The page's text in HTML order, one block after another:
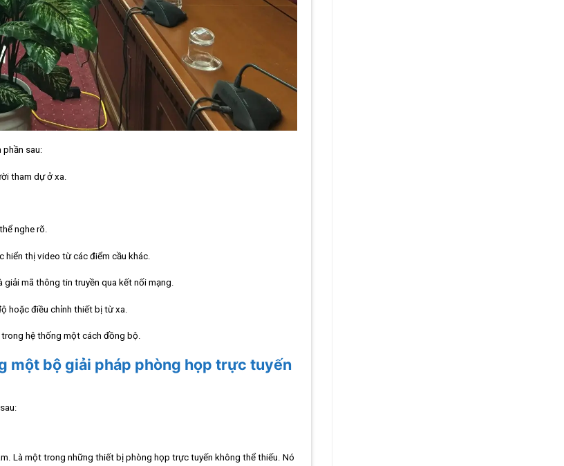
sau:
tham dự ở xa.
nghe rõ.
hiển thị video từ các điểm cầu khác.
giải mã thông tin truyền qua kết nối mạng.
hoặc điều chỉnh thiết bị từ xa.
hệ thống một cách đồng bộ.
một bộ giải pháp phòng họp trực tuyến
Là một trong những thiết bị phòng họp trực tuyến không thể thiếu. Nó